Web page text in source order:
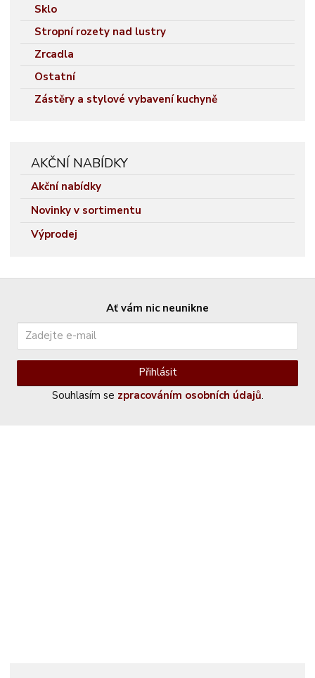
Sklo
Stropní rozety nad lustry
Zrcadla
Ostatní
Zástěry a stylové vybavení kuchyně
AKČNÍ NABÍDKY
Akční nabídky
Novinky v sortimentu
Výprodej
Ať vám nic neunikne
Přihlásit
Souhlasím se zpracováním osobních údajů.